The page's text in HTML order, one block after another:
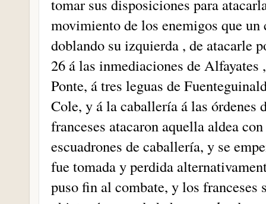
tomar sus disposiciones para
movimiento de los enemigos que
doblando su izquierda , de atacarle
26 á las inmediaciones de
Ponte, á tres leguas de
Cole, y á la caballería á las
franceses atacaron aquella aldea
escuadrones de caballería, y se
fue tomada y perdida
puso fin al combate, y los franceses